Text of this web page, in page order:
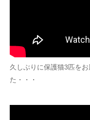
久しぶりに保護猫3匹を
た・・・